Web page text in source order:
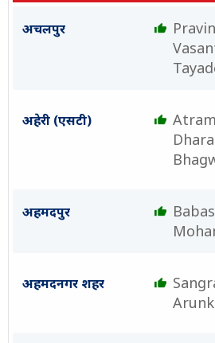
अचलपुर
Pravin
अहेरी (एसटी)
Atram
अहमदपुर
अहमदनगर शहर